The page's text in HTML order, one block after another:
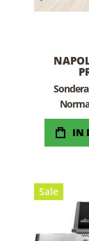
IN
Sale